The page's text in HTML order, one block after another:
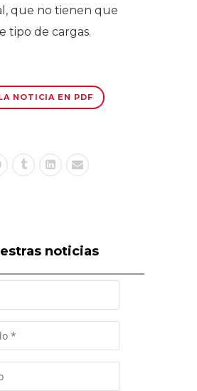
que no tienen que
tipo de cargas.
NOTICIA EN PDF
noticias